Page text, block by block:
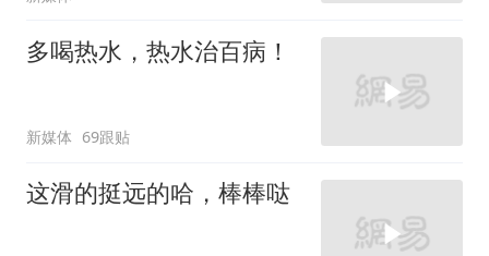
多喝热水，热水治百病！
新媒体 69跟贴
这滑的挺远的哈，棒棒哒